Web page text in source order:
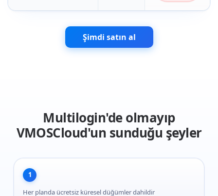
Şimdi satın al
Multilogin'de olmayıp
VMOSCloud'un sunduğu şeyler
1
Her planda ücretsiz küresel düğümler dahildir